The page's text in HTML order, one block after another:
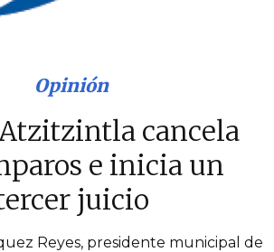
Opinión
cancela
e inicia un
juicio
Reyes, presidente municipal de